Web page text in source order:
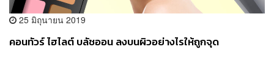
25 มิถุนายน 2019
คอนทัวร์ ไฮไลต์ บลัชออน ลงบนผิวอย่างไรให้ถูกจุด